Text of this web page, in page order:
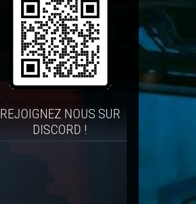
REJOIGNEZ NOUS SUR
DISCORD !